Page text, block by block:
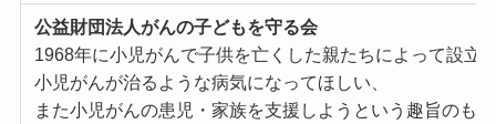
公益財団法⼈がんの⼦どもを守る会
1968年に⼩児がんで⼦供を亡くした親たちによって設⽴
⼩児がんが治るような病気になってほしい、
また⼩児がんの患児・家族を⽀援しようという趣旨のも